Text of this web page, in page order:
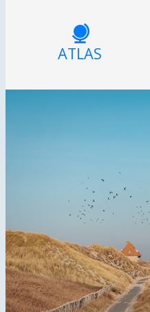
ATLAS